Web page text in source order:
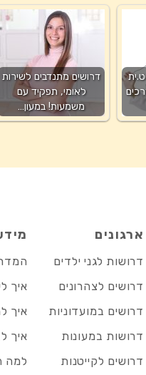
דרושים מתנדבים לשירות
לאומי, תפקיד עם
משמעות! במעון…
ארגונים
דרושות לגני ילדים
דרושים לצהרונים
דרושים במועדוניות
דרושות במעונות
דרושים לקייטנות
איך
איך
איך
למה